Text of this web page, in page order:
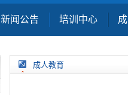
新闻公告 培训中心
成人教育